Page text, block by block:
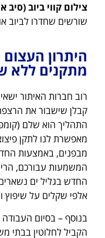
צילום קווי ביוב (סיב
שורשים שחדרו לביוב
היתרון
מתקנים ללא
רוב חברות האיתור
קבלן שישבור את
התהליך הוא שלם
מאפשרת לנו לתקן
מבפנים, באמצעות
המשמעות עבורכם,
החדש בגליל ים
אלפי שקלים על שיפוץ
בנוסף – בסיום
הקביל לחלוטין בבתי